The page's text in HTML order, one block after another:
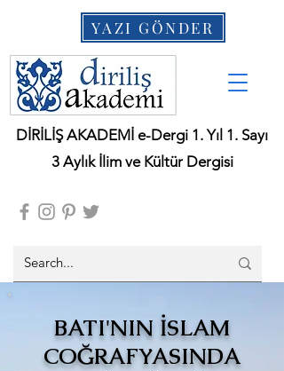
YAZI GÖNDER
3 Aylık İlim ve Kültür Dergisi
DİRİLİŞ AKADEMİ e-Dergi 1. Yıl 1. Sayı
BATI'NIN İSLAM
COĞRAFYASINDA